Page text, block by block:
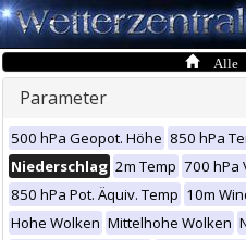
Alle
Parameter
500 hPa Geopot. Höhe 850 hPa
Niederschlag 2m Temp 700 hPa
850 hPa Pot. Äquiv. Temp 10m
Hohe Wolken Mittelhohe Wolken